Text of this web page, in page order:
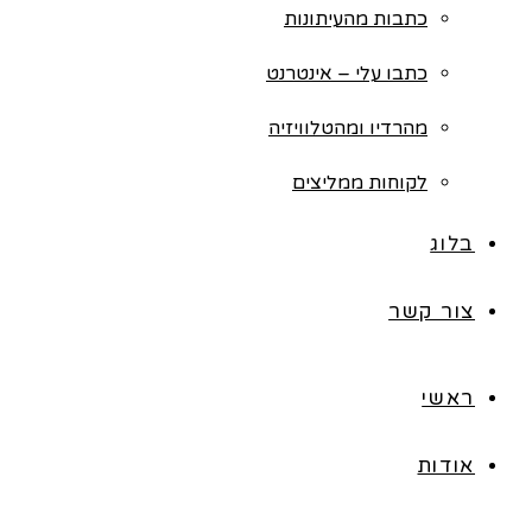
כתבות מהעיתונות
כתבו עלי – אינטרנט
מהרדיו ומהטלוויזיה
לקוחות ממליצים
בלוג
צור קשר
ראשי
אודות